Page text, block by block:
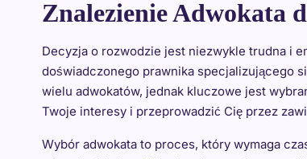
Znalezienie Adwokata
Decyzja o rozwodzie jest niezwykle trudna i
doświadczonego prawnika specjalizującego
wielu adwokatów, jednak kluczowe jest
Twoje interesy i przeprowadzić Cię przez
Wybór adwokata to proces, który wymaga